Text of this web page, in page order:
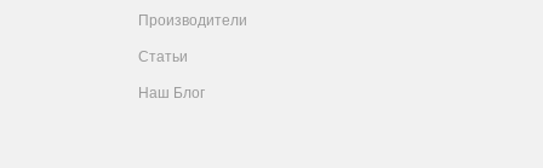
Производители
Статьи
Наш Блог